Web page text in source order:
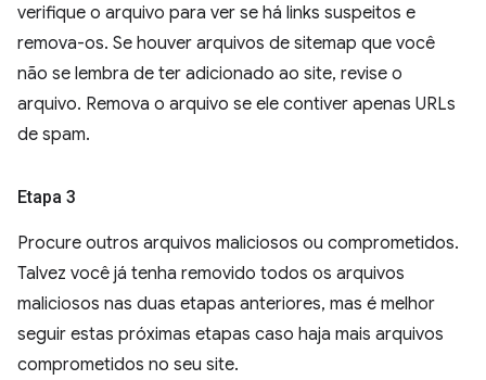
verifique o arquivo para ver se há links suspeitos e
remova-os. Se houver arquivos de sitemap que você
não se lembra de ter adicionado ao site, revise o
arquivo. Remova o arquivo se ele contiver apenas URLs
de spam.
Etapa 3
Procure outros arquivos maliciosos ou comprometidos.
Talvez você já tenha removido todos os arquivos
maliciosos nas duas etapas anteriores, mas é melhor
seguir estas próximas etapas caso haja mais arquivos
comprometidos no seu site.